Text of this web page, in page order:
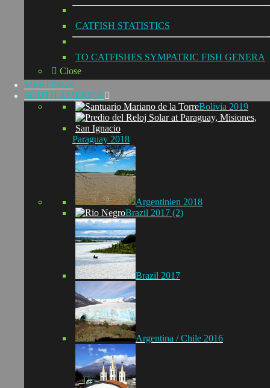
CATFISH STATISTICS
TO CATFISHES SYMPATRIC FISH GENERA
Close
MEETINGS
SOUTH AMERICA
Bolivia 2019
Paraguay 2018
Argentinien 2018
Brazil 2017 (2)
Brazil 2017
Argentina / Chile 2016